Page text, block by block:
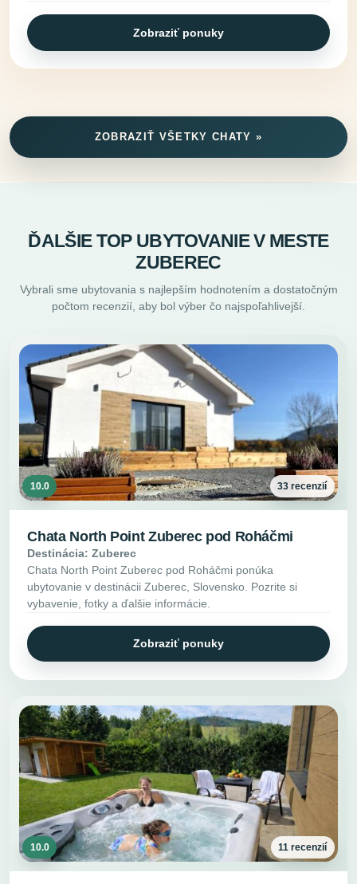
Zobraziť ponuky
ZOBRAZIŤ VŠETKY CHATY »
ĎALŠIE TOP UBYTOVANIE V MESTE
ZUBEREC
Vybrali sme ubytovania s najlepším hodnotením a dostatočným
počtom recenzií, aby bol výber čo najspoľahlivejší.
10.0 33 recenzií
Chata North Point Zuberec pod Roháčmi
Destinácia: Zuberec
Chata North Point Zuberec pod Roháčmi ponúka
ubytovanie v destinácii Zuberec, Slovensko. Pozrite si
vybavenie, fotky a ďalšie informácie.
Zobraziť ponuky
10.0 11 recenzií